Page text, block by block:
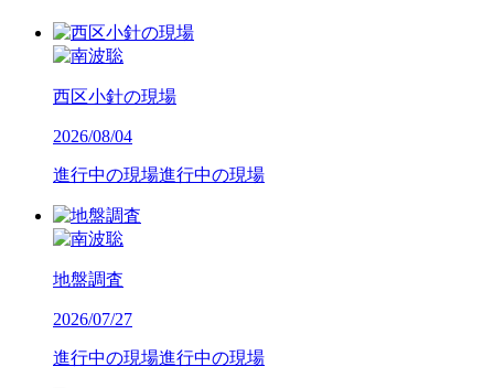
西区小針の現場
2026/08/04
進行中の現場進行中の現場
地盤調査
2026/07/27
進行中の現場進行中の現場